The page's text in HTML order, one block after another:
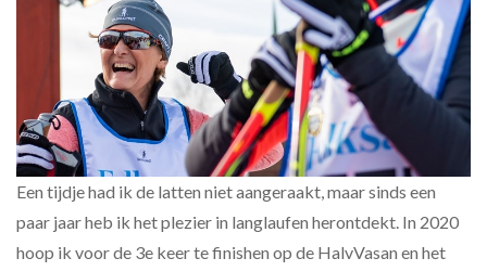
Een tijdje had ik de latten niet aangeraakt, maar sinds een
paar jaar heb ik het plezier in langlaufen herontdekt. In 2020
hoop ik voor de 3e keer te finishen op de HalvVasan en het